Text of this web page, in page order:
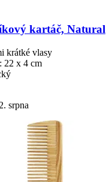
kartáč, Natural
krátké vlasy
22 x 4 cm
srpna